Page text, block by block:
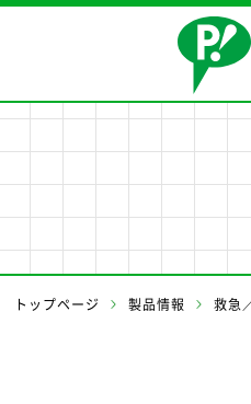
製品情報
会社情報
事業案内
トップページ 製品情報 救急